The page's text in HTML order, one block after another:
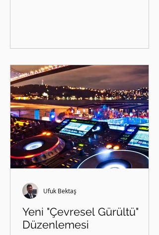
Yeni "Çevresel Gürültü"
Düzenlemesi
Ufuk Bektaş